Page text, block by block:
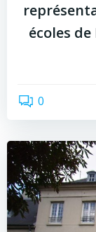
écoles
0